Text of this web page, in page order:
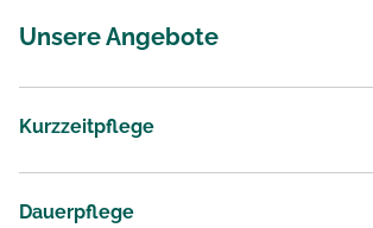
Unsere Angebote
Kurzzeitpflege
Dauerpflege